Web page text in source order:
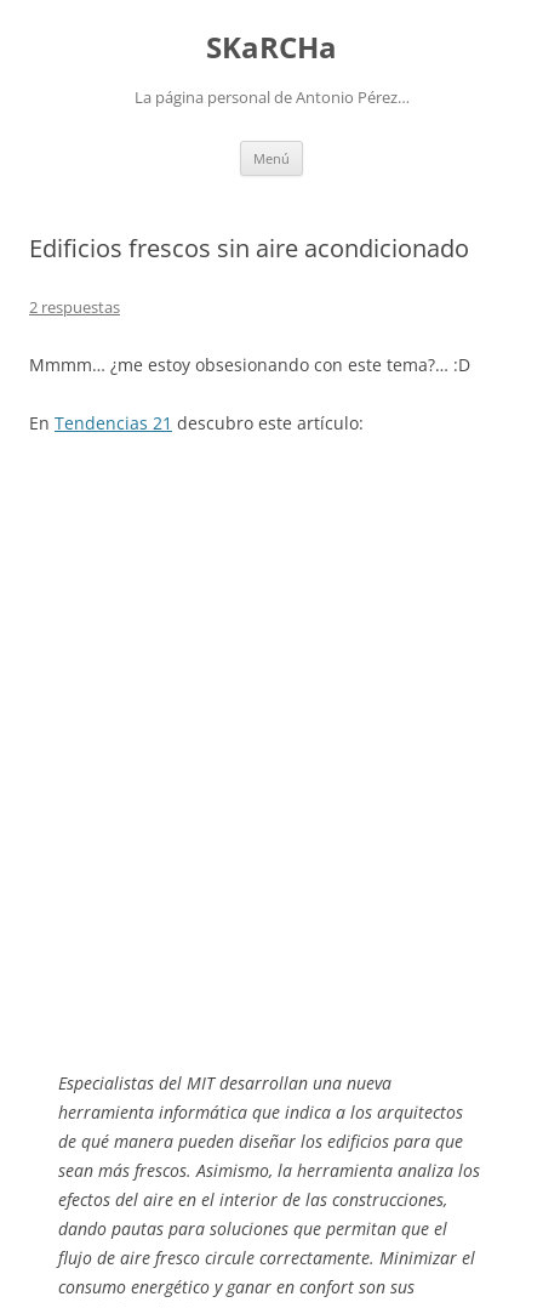
SKaRCHa
La página personal de Antonio Pérez…
Menú
Edificios frescos sin aire acondicionado
2 respuestas
Mmmm… ¿me estoy obsesionando con este tema?… :D
En Tendencias 21 descubro este artículo:
Especialistas del MIT desarrollan una nueva
herramienta informática que indica a los arquitectos
de qué manera pueden diseñar los edificios para que
sean más frescos. Asimismo, la herramienta analiza los
efectos del aire en el interior de las construcciones,
dando pautas para soluciones que permitan que el
flujo de aire fresco circule correctamente. Minimizar el
consumo energético y ganar en confort son sus